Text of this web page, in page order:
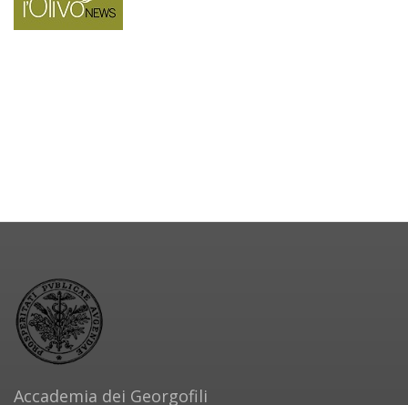
Accademia dei Georgofili